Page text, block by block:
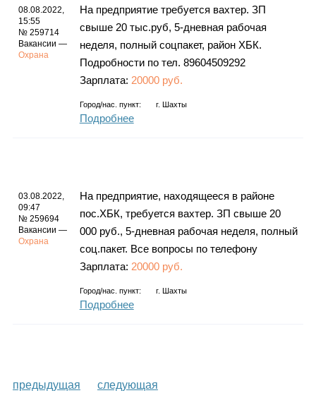
08.08.2022,
15:55
№ 259714
Вакансии —
Охрана
На предприятие требуется вахтер. ЗП
свыше 20 тыс.руб, 5-дневная рабочая
неделя, полный соцпакет, район ХБК.
Подробности по тел. 89604509292
Зарплата: 20000 руб.
Город/нас. пункт: г. Шахты
Подробнее
03.08.2022,
09:47
№ 259694
Вакансии —
Охрана
На предприятие, находящееся в районе
пос.ХБК, требуется вахтер. ЗП свыше 20
000 руб., 5-дневная рабочая неделя, полный
соц.пакет. Все вопросы по телефону
Зарплата: 20000 руб.
Город/нас. пункт: г. Шахты
Подробнее
предыдущая следующая